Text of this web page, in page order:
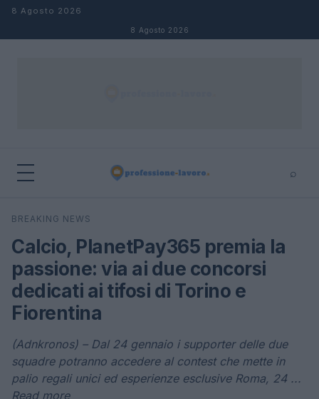
Salta al contenuto
8 Agosto 2026
8 Agosto 2026
⌕
Cerca
BREAKING NEWS
Calcio, PlanetPay365 premia la
passione: via ai due concorsi
dedicati ai tifosi di Torino e
Fiorentina
(Adnkronos) – Dal 24 gennaio i supporter delle due
squadre potranno accedere al contest che mette in
palio regali unici ed esperienze esclusive Roma, 24 ...
Read more